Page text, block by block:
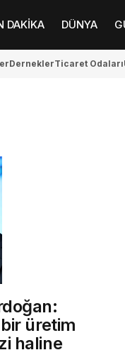
DAKİKA DÜNYA
DerneklerTicaret Odaları
üretim
haline